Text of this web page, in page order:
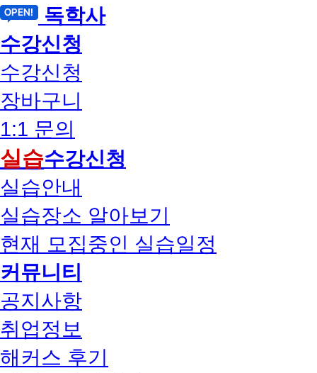
독학사
수강신청
수강신청
장바구니
1:1 문의
실습수강신청
실습안내
실습장소 알아보기
현재 모집중인 실습일정
커뮤니티
공지사항
취업정보
해커스 후기